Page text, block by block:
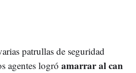
patrullas de seguridad
agentes logró amarrar al can